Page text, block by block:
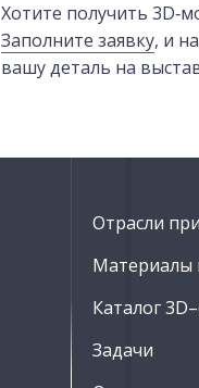
Хотите получить
Заполните заявку, и
вашу деталь на
Отрасли
Материалы
Каталог
Задачи